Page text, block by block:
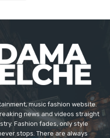
music fashion website.
news and videos straight
Fashion fades, only style
stops. There are always